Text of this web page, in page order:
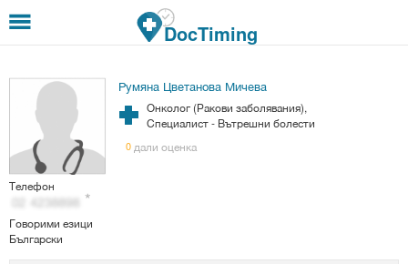
Премини към основното съдържание
DocTiming
Румяна Цветанова Мичева
Онколог (Ракови заболявания),
Специалист - Вътрешни болести
0 дали оценка
Телефон
Говорими езици
Български